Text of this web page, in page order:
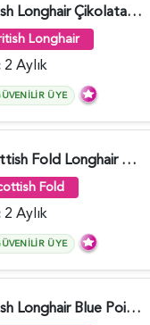
British Longhair Çikolata Nadir Renk Göz Kamaştırıcı - 6117
Longhair
2 Aylık
ÜYE
Scottish Fold Longhair Çikolata Erkek Yavrumuz - 6119
Fold
2 Aylık
ÜYE
British Longhair Blue Point Afrodit Yuva Arıyor - 6118